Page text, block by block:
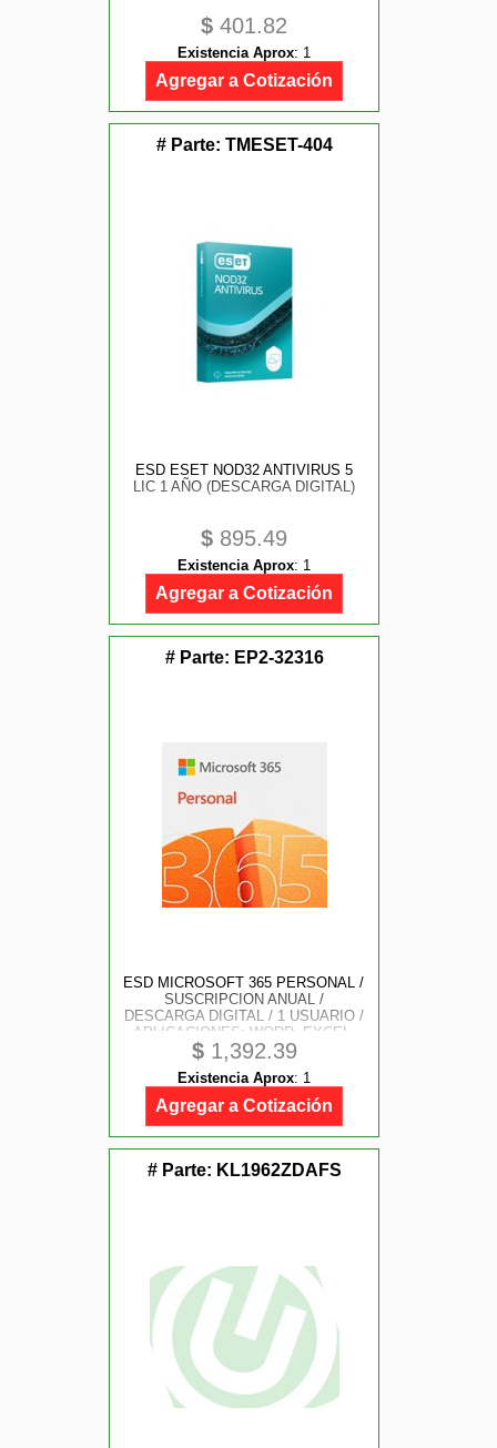
$ 401.82
Existencia Aprox: 1
Agregar a Cotización
# Parte: TMESET-404
ESD ESET NOD32 ANTIVIRUS 5
LIC 1 AÑO (DESCARGA DIGITAL)
$ 895.49
Existencia Aprox: 1
Agregar a Cotización
# Parte: EP2-32316
ESD MICROSOFT 365 PERSONAL /
SUSCRIPCION ANUAL /
DESCARGA DIGITAL / 1 USUARIO /
APLICACIONES: WORD, EXCEL,
POWER POINT, OUTLOOK, ONE
NOTE, ONEDRIVE 1TB,
CLIPCHAMP / CON IA COPILOT
$1,392.39
Existencia Aprox: 1
Agregar a Cotización
# Parte: KL1962ZDAFS